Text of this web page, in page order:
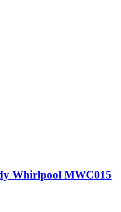
Whirlpool MWC015